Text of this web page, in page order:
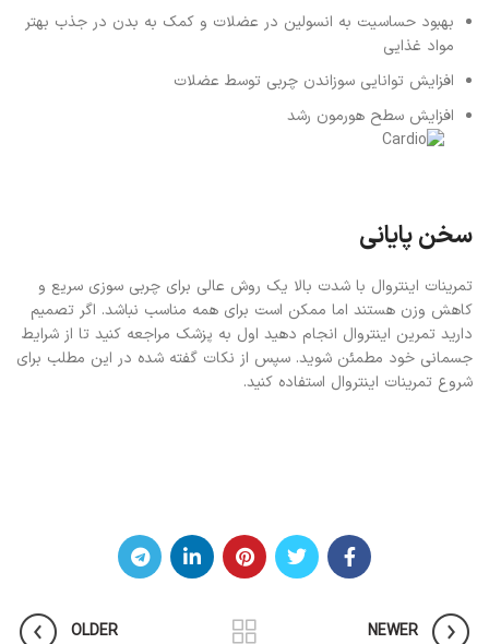
بهبود حساسیت به انسولین در عضلات و کمک به بدن در جذب بهتر
مواد غذایی
افزایش توانایی سوزاندن چربی توسط عضلات
افزایش سطح هورمون رشد
سخن پایانی
تمرینات اینتروال با شدت بالا یک روش عالی برای چربی سوزی سریع و
کاهش وزن هستند اما ممکن است برای همه مناسب نباشد. اگر تصمیم
دارید تمرین اینتروال انجام دهید اول به پزشک مراجعه کنید تا از شرایط
جسمانی خود مطمئن شوید. سپس از نکات گفته شده در این مطلب برای
شروع تمرینات اینتروال استفاده کنید.
NEWER
OLDER